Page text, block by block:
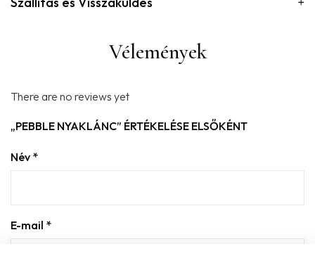
Vélemények
There are no reviews yet
„PEBBLE NYAKLÁNC” ÉRTÉKELÉSE ELSŐKÉNT
Név *
E-mail *